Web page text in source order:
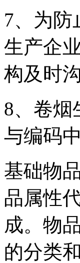
7、为防
生产企
构及时沟
8、卷烟
与编码
基础物
品属性
成。物
的分类